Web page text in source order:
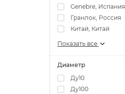
Genebre, Испания
Гранлок, Россия
Китай, Китай
Показать все
Диаметр
Ду10
Ду100